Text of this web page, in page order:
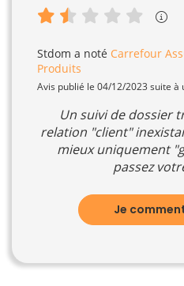
Stdom a noté Carrefour
Produits
Avis publié le 04/12/2023 suite
Un suivi de dossier
relation "client"
mieux uniquement
passez
Je